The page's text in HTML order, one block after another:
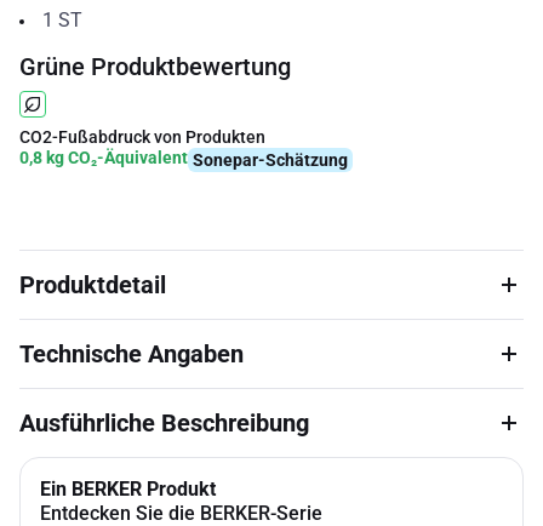
1 ST
Grüne Produktbewertung
CO2-Fußabdruck von Produkten
0,8 kg CO₂-Äquivalent Sonepar-Schätzung
Produktdetail
Technische Angaben
Ausführliche Beschreibung
Ein BERKER Produkt
Entdecken Sie die BERKER-Serie